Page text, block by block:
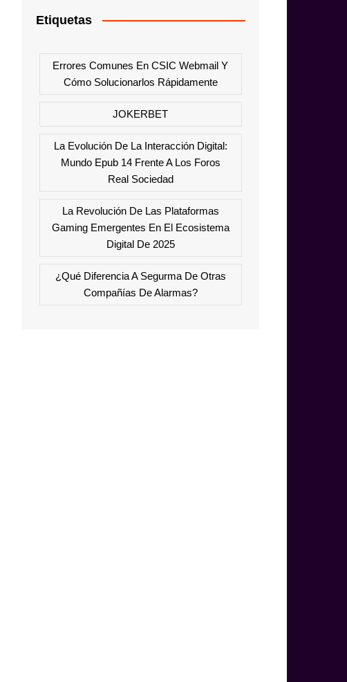
Etiquetas
Errores Comunes En CSIC Webmail Y
Cómo Solucionarlos Rápidamente
JOKERBET
La Evolución De La Interacción Digital:
Mundo Epub 14 Frente A Los Foros
Real Sociedad
La Revolución De Las Plataformas
Gaming Emergentes En El Ecosistema
Digital De 2025
¿Qué Diferencia A Segurma De Otras
Compañías De Alarmas?